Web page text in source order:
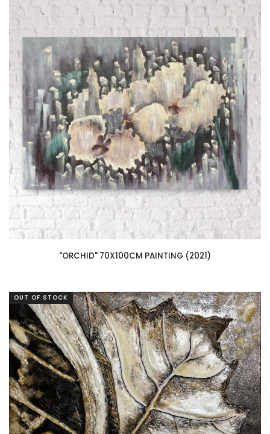
"ORCHID" 70X100CM PAINTING (2021)
OUT OF STOCK